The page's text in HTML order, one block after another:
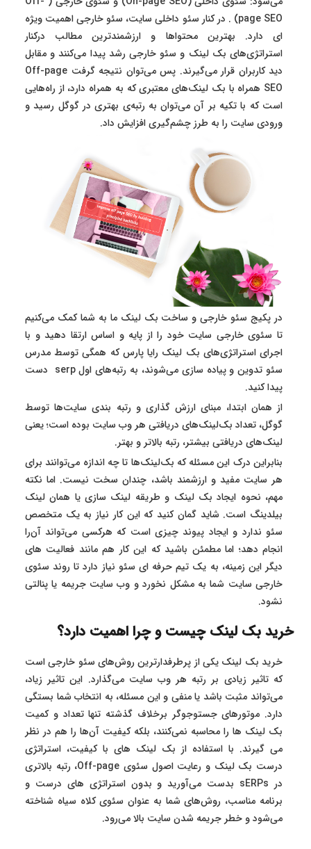
page SEO) . در کنار سئو داخلی سایت، سئو خارجی اهمیت ویژه
ای دارد. بهترین محتواها و ارزشمندترین مطالب درکنار
استراتژی‌های بک لینک و سئو خارجی رشد پیدا می‌کنند و مقابل
دید کاربران قرار می‌گیرند. پس می‌توان نتیجه گرفت Off-page
SEO همراه با بک لینک‌های معتبری که به همراه دارد، از راه‌هایی
است که با تکیه بر آن می‌توان به رتبه‌ی بهتری در گوگل رسید و
ورودی سایت را به طرز چشم‌گیری افزایش داد.
در پکیج سئو خارجی و ساخت بک لینک ما به شما کمک می‌کنیم
تا سئوی خارجی سایت خود را از پایه و اساس ارتقا دهید و با
اجرای استراتژی‌های بک لینک رایا پارس که همگی توسط مدرس
سئو تدوین و پیاده سازی می‌شوند، به رتبه‌های اول serp دست
پیدا کنید.
از همان ابتدا، مبنای ارزش گذاری و رتبه بندی سایت‌ها توسط
گوگل، تعداد بک‌لینک‌های دریافتی هر وب سایت بوده است؛ یعنی
لینک‌های دریافتی بیشتر، رتبه بالاتر و بهتر.
بنابراین درک این مسئله که بک‌لینک‌ها تا چه اندازه می‌توانند برای
هر سایت مفید و ارزشمند باشد، چندان سخت نیست. اما نکته
مهم، نحوه ایجاد بک لینک و طریقه لینک سازی یا همان لینک
بیلدینگ است. شاید گمان کنید که این کار نیاز به یک متخصص
سئو ندارد و ایجاد پیوند چیزی است که هرکسی می‌تواند آن‌را
انجام دهد؛ اما مطمئن باشید که این کار هم مانند فعالیت های
دیگر این زمینه، به یک تیم حرفه ای سئو نیاز دارد تا روند سئوی
خارجی سایت شما به مشکل نخورد و وب سایت جریمه یا پنالتی
نشود.
خرید بک لینک چیست و چرا اهمیت دارد؟
خرید بک لینک یکی از پرطرفدارترین روش‌های سئو خارجی است
که تاثیر زیادی بر رتبه هر وب سایت می‌گذارد. این تاثیر زیاد،
می‌تواند مثبت باشد یا منفی و این مسئله، به انتخاب شما بستگی
دارد. موتورهای جستوجوگر برخلاف گذشته تنها تعداد و کمیت
بک لینک‌ ها را محاسبه نمی‌کنند، بلکه کیفیت آن‌ها را هم در نظر
می گیرند. با استفاده از بک لینک های با کیفیت، استراتژی
درست بک لینک و رعایت اصول سئوی Off-page، رتبه بالاتری
در sERPs بدست می‌آورید و بدون استراتژی های درست و
برنامه مناسب، روش‌های شما به عنوان سئوی کلاه سیاه شناخته
می‌شود و خطر جریمه شدن سایت بالا می‌رود.